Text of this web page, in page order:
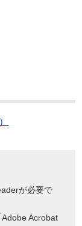
が必要で
Acrobat